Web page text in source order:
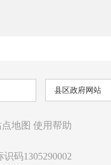
地图 使用帮助
识码1305290002